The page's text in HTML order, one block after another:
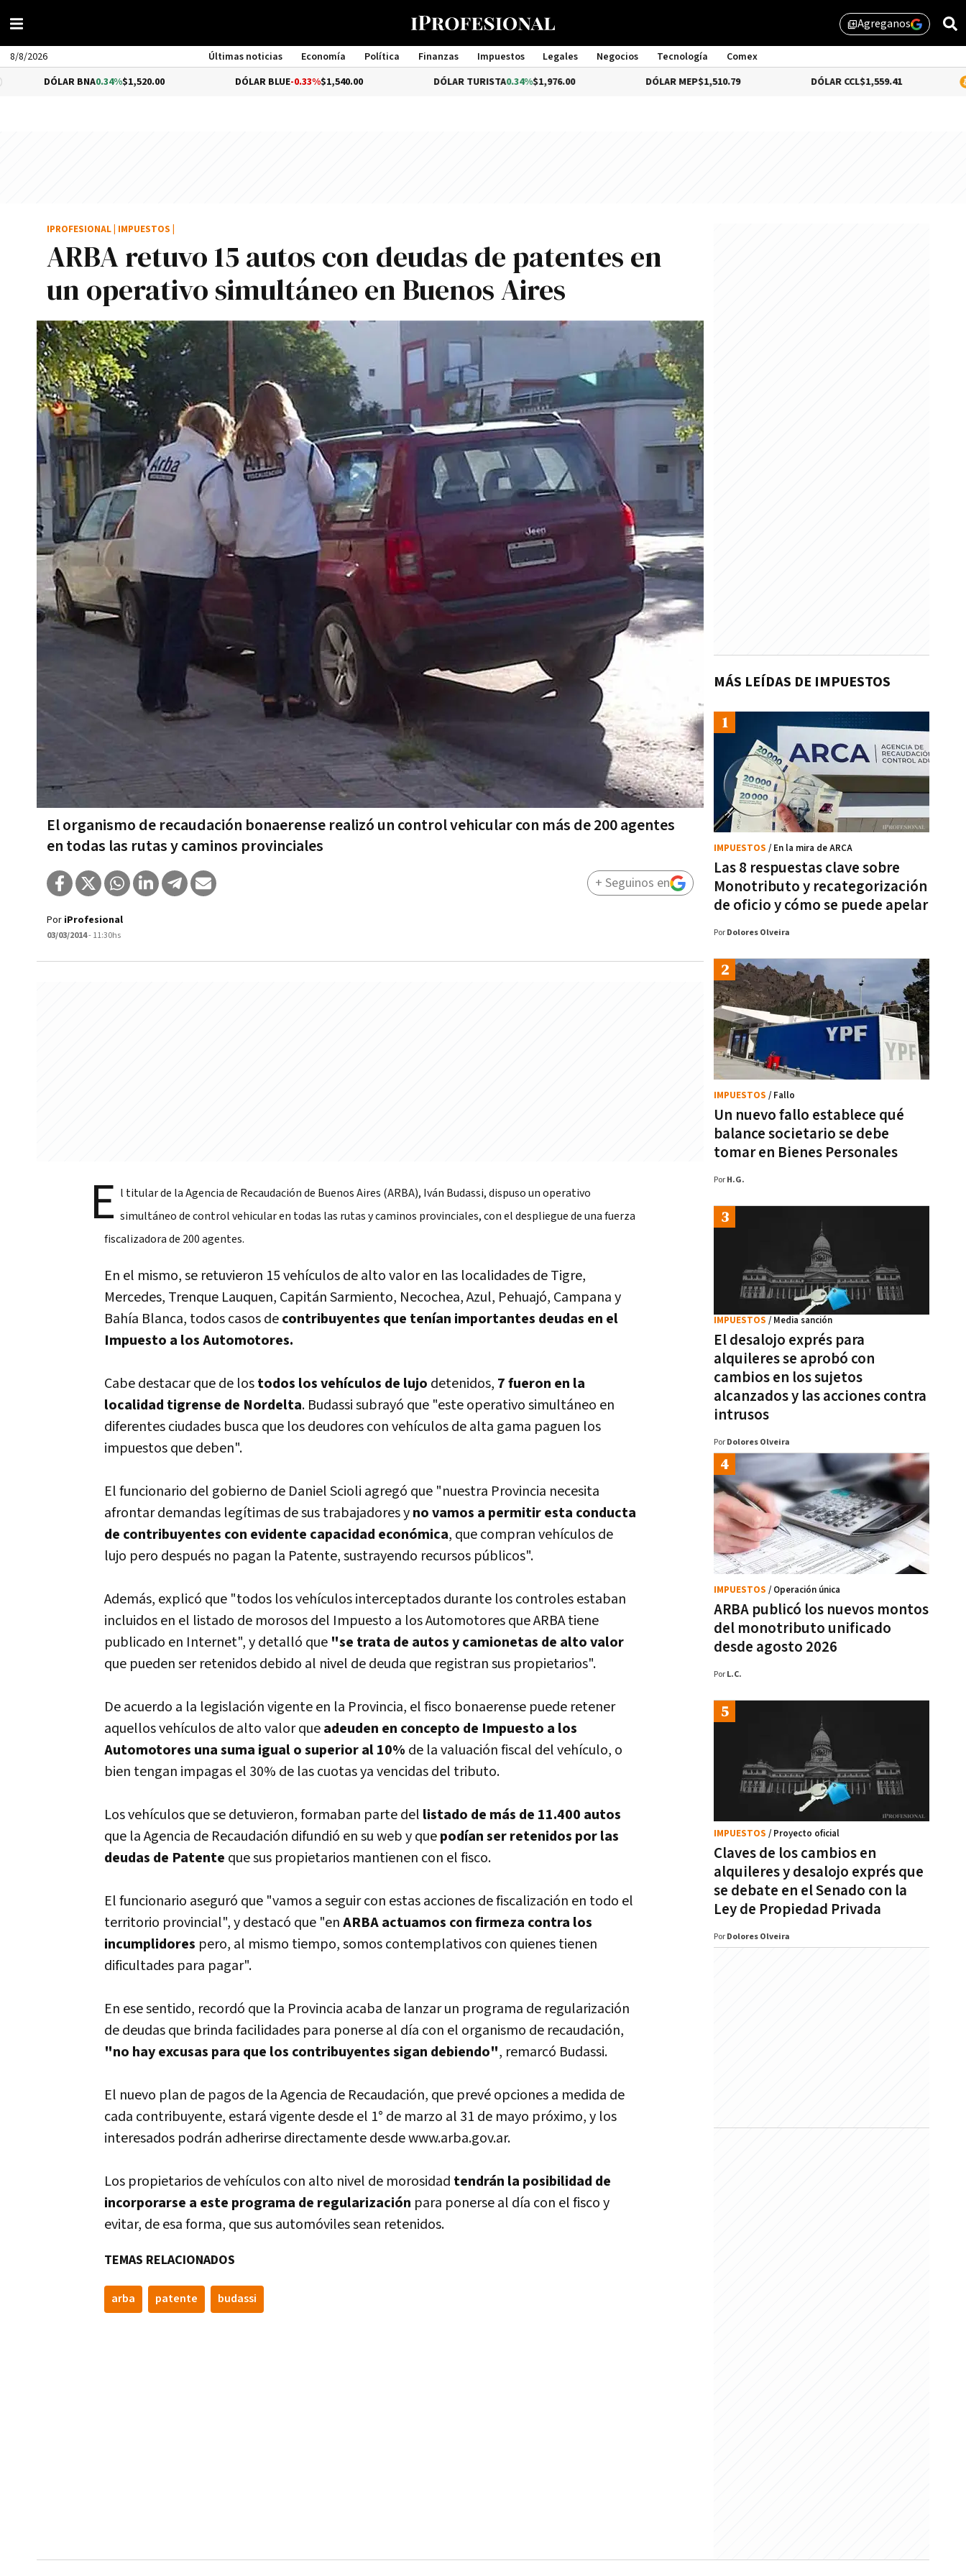
library_addAgreganos
8/8/2026 Últimas noticias Economía Política Finanzas Impuestos Legales Negocios Tecnología
Comex
Management
BNA
0.34%$1,520.00 DÓLAR BLUE-0.33% $1,540.00 DÓLAR TURISTA0.34%$1,976.00 $1,510.79 $1,559.41
ARBA retuvo 15 autos con deudas de patentes en
un operativo simultáneo en Buenos Aires
El organismo de recaudación bonaerense realizó un control vehicular con más de 200 agentes
en todas las rutas y caminos provinciales
IPROFESIONAL IMPUESTOS
Por iProfesional
03/03/2014- 11:30hs
+ Seguinos en
E l titular de la Agencia de Recaudación de Buenos Aires (ARBA), Iván Budassi, dispuso un operativo
simultáneo de control vehicular en todas las rutas y caminos provinciales, con el despliegue de una fuerza
fiscalizadora de 200 agentes.
En el mismo, se retuvieron 15 vehículos de alto valor en las localidades de Tigre,
Mercedes, Trenque Lauquen, Capitán Sarmiento, Necochea, Azul, Pehuajó, Campana y
Bahía Blanca, todos casos decontribuyentes que tenían importantes deudas en el
Impuesto a los Automotores.
Cabe destacar que de lostodos los vehículos de lujo detenidos, 7 fueron en la
localidad tigrense de Nordelta. Budassi subrayó que "este operativo simultáneo en
diferentes ciudades busca que los deudores con vehículos de alta gama paguen los
impuestos que deben".
El funcionario del gobierno de Daniel Scioli agregó que "nuestra Provincia necesita
afrontar demandas legítimas de sus trabajadores yno vamos a permitir esta conducta
de contribuyentes con evidente capacidad económica, que compran vehículos de
lujo pero después no pagan la Patente, sustrayendo recursos públicos".
Además, explicó que "todos los vehículos interceptados durante los controles estaban
incluidos en el listado de morosos del Impuesto a los Automotores que ARBA tiene
publicado en Internet", y detalló que "se trata de autos y camionetas de alto valor
que pueden ser retenidos debido al nivel de deuda que registran sus propietarios".
De acuerdo a la legislación vigente en la Provincia, el fisco bonaerense puede retener
aquellos vehículos de alto valor queadeuden en concepto de Impuesto a los
Automotores una suma igual o superior al 10% de la valuación fiscal del vehículo, o
bien tengan impagas el 30% de las cuotas ya vencidas del tributo.
Los vehículos que se detuvieron, formaban parte del listado de más de 11.400 autos
que la Agencia de Recaudación difundió en su web y quepodían ser retenidos por las
deudas de Patente que sus propietarios mantienen con el fisco.
El funcionario aseguró que "vamos a seguir con estas acciones de fiscalización en todo el
territorio provincial", y destacó que "enARBA actuamos con firmeza contra los
incumplidores pero, al mismo tiempo, somos contemplativos con quienes tienen
dificultades para pagar".
En ese sentido, recordó que la Provincia acaba de lanzar un programa de regularización
de deudas que brinda facilidades para ponerse al día con el organismo de recaudación,
"no hay excusas para que los contribuyentes sigan debiendo", remarcó Budassi.
El nuevo plan de pagos de la Agencia de Recaudación, que prevé opciones a medida de
cada contribuyente, estará vigente desde el 1° de marzo al 31 de mayo próximo, y los
interesados podrán adherirse directamente desde www.arba.gov.ar.
Los propietarios de vehículos con alto nivel de morosidad tendrán la posibilidad de
incorporarse a este programa de regularización para ponerse al día con el fisco y
evitar, de esa forma, que sus automóviles sean retenidos.
TEMAS RELACIONADOS
arba patente budassi
MÁS LEÍDAS DE IMPUESTOS
Las 8 respuestas clave sobre
Monotributo y recategorización
de oficio y cómo se puede apelar
IMPUESTOS / En la mira de ARCA
Por Dolores Olveira
Un nuevo fallo establece qué
balance societario se debe
tomar en Bienes Personales
IMPUESTOS / Fallo
Por H.G.
El desalojo exprés para
alquileres se aprobó con
cambios en los sujetos
alcanzados y las acciones contra
intrusos
IMPUESTOS / Media sanción
Por Dolores Olveira
ARBA publicó los nuevos montos
del monotributo unificado
desde agosto 2026
IMPUESTOS / Operación única
Por L.C.
Claves de los cambios en
alquileres y desalojo exprés que
se debate en el Senado con la
Ley de Propiedad Privada
IMPUESTOS / Proyecto oficial
Por Dolores Olveira